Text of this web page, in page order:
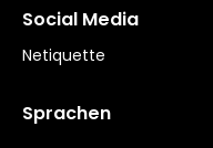
Social Media
Netiquette
Sprachen